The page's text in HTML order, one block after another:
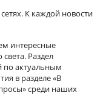
К каждой новости
интересные
Раздел
по актуальным
в разделе «В
среди наших